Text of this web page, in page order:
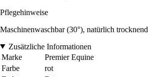
Pflegehinweise
Maschinenwaschbar (30°), natürlich trocknend
Zusätzliche Informationen
Marke
Premier Equine
Farbe
rot